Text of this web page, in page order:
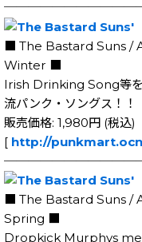
■ The Bastard Suns /
Winter ■
Irish Drinking Song等
流パンク・ソングス！！
販売価格: 1,980円 (税込)
[ http://
■ The Bastard Suns /
Spring ■
Dropkick Murphys